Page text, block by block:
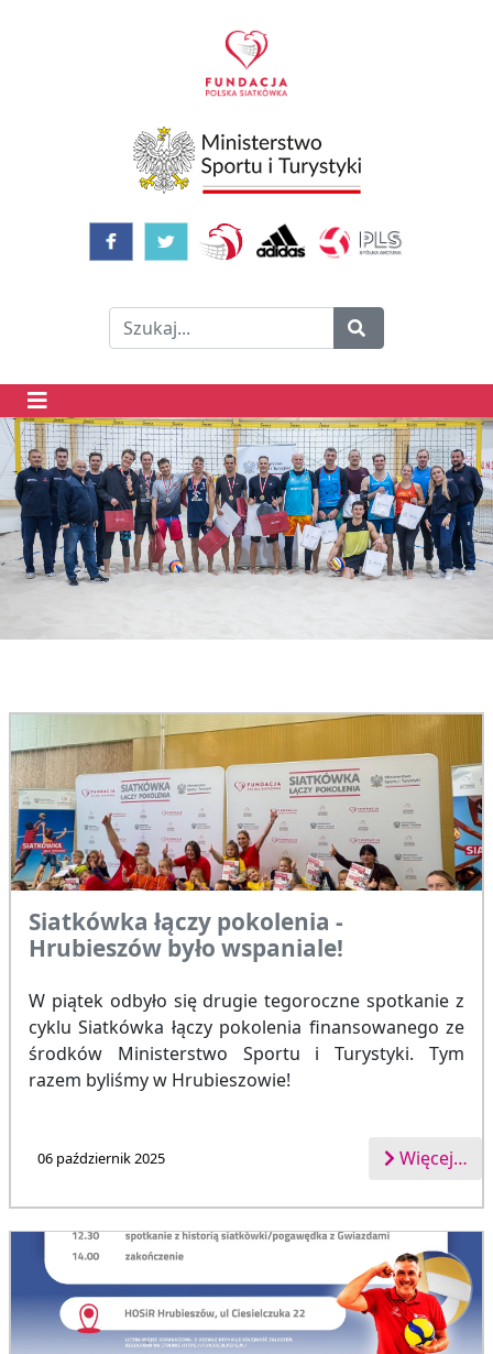
Siatkówka łączy pokolenia -
Hrubieszów było wspaniale!
W piątek odbyło się drugie tegoroczne spotkanie z
cyklu Siatkówka łączy pokolenia finansowanego ze
środków Ministerstwo Sportu i Turystyki. Tym
razem byliśmy w Hrubieszowie!
06 październik 2025 Więcej…